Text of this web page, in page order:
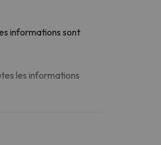
informations sont
les informations